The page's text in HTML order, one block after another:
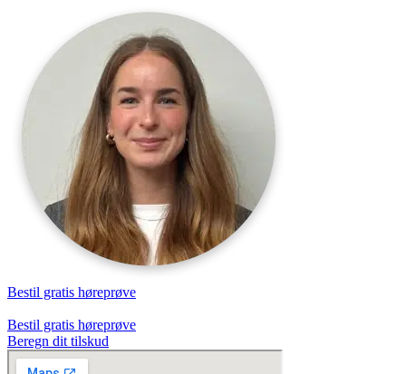
Bestil gratis høreprøve
Bestil gratis høreprøve
Beregn dit tilskud